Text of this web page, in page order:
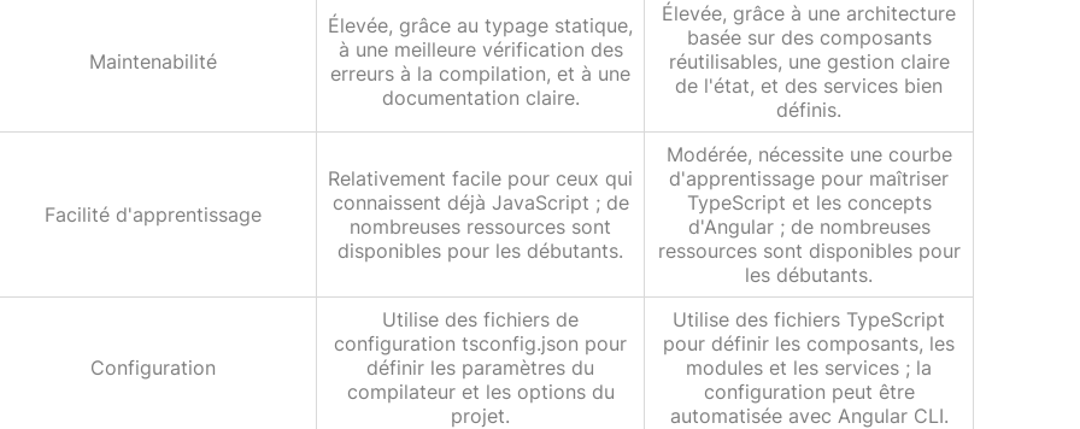
Maintenabilité
Élevée, grâce au typage statique,
à une meilleure vérification des
erreurs à la compilation, et à une
documentation claire.
Élevée, grâce à une architecture
basée sur des composants
réutilisables, une gestion claire
de l'état, et des services bien
définis.
Facilité d'apprentissage
Relativement facile pour ceux qui
connaissent déjà JavaScript ; de
nombreuses ressources sont
disponibles pour les débutants.
Modérée, nécessite une courbe
d'apprentissage pour maîtriser
TypeScript et les concepts
d'Angular ; de nombreuses
ressources sont disponibles pour
les débutants.
Configuration
Utilise des fichiers de
configuration tsconfig.json pour
définir les paramètres du
compilateur et les options du
projet.
Utilise des fichiers TypeScript
pour définir les composants, les
modules et les services ; la
configuration peut être
automatisée avec Angular CLI.